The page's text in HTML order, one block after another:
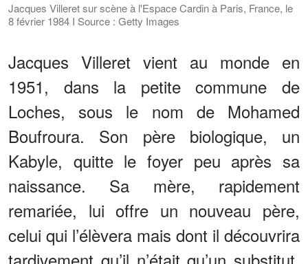
Jacques Villeret sur scène à l'Espace Cardin à Paris, France, le
8 février 1984 I Source : Getty Images
Jacques Villeret vient au monde en
1951, dans la petite commune de
Loches, sous le nom de Mohamed
Boufroura. Son père biologique, un
Kabyle, quitte le foyer peu après sa
naissance. Sa mère, rapidement
remariée, lui offre un nouveau père,
celui qui l’élèvera mais dont il découvrira